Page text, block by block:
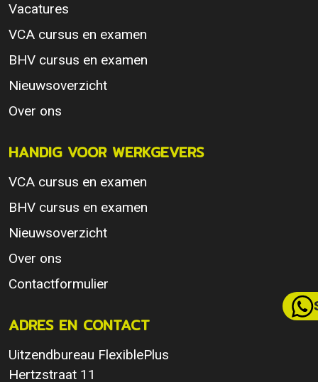
Vacatures
VCA cursus en examen
BHV cursus en examen
Nieuwsoverzicht
Over ons
HANDIG VOOR WERKGEVERS
VCA cursus en examen
BHV cursus en examen
Nieuwsoverzicht
Over ons
Contactformulier
ADRES EN CONTACT
Uitzendbureau FlexiblePlus
Hertzstraat 11